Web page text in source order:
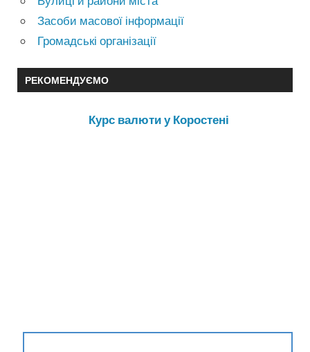
Засоби масової інформації
Громадські організації
РЕКОМЕНДУЄМО
Курс валюти у Коростені